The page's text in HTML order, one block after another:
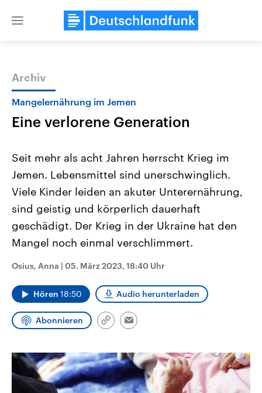
Close
Themen
Landtagswahl Sachsen-Anhalt
2026
Alle Informationen
Sachsen-Anhalt wählt am 6.
September 2026 einen neuen
Landtag. Seit 2021 wird das
Bundesland von einer Koalition aus
CDU, SPD und FDP regiert.-
Wahlprogramme, aktuelle Berichte
und Hintergründe zu den Parteien
Wahl.
USA
Aktuelle Beiträge,
Hintergründe
Wirtschaftlich und
gehören die Vereinigten
mit großem Einfluss auf
aktuelle Weltgeschehen.
Sendungen Programm Podcasts
Audio-Archiv
Archiv
Mangelernährung im Jemen
Eine verlorene Generation
Seit mehr als acht Jahren herrscht Krieg im
Jemen. Lebensmittel sind unerschwinglich.
Viele Kinder leiden an akuter Unterernährung,
sind geistig und körperlich dauerhaft
geschädigt. Der Krieg in der Ukraine hat den
Mangel noch einmal verschlimmert.
Osius, Anna | 05. März 2023, 18:40 Uhr
Hören 18:50 Audio herunterladen
Abonnieren
Link
Email